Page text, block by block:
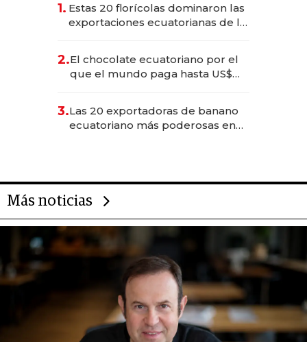
1. Estas 20 florícolas dominaron las
exportaciones ecuatorianas de la
2.El chocolate ecuatoriano por el
que el mundo paga hasta US$
3.Las 20 exportadoras de banano
ecuatoriano más poderosas en
Más noticias